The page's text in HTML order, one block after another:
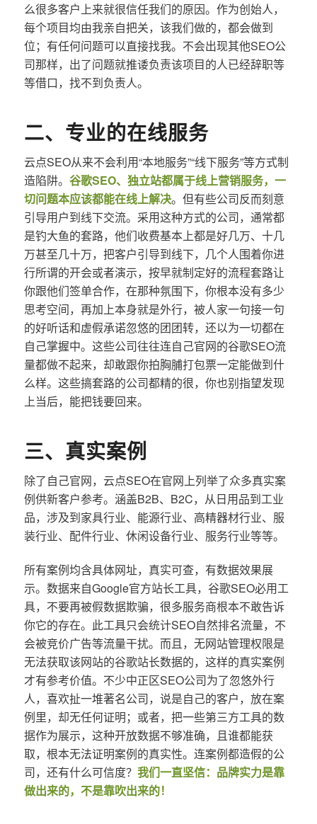
么很多客户上来就很信任我们的原因。作为创始人，
每个项目均由我亲自把关，该我们做的，都会做到
位；有任何问题可以直接找我。不会出现其他SEO公
司那样，出了问题就推诿负责该项目的人已经辞职等
等借口，找不到负责人。
二、专业的在线服务
云点SEO从来不会利用“本地服务”“线下服务”等方式制
造陷阱。 谷歌SEO、独立站都属于线上营销服务，一
切问题本应该都能在线上解决。但有些公司反而刻意
引导用户到线下交流。采用这种方式的公司，通常都
是钓大鱼的套路，他们收费基本上都是好几万、十几
万甚至几十万，把客户引导到线下，几个人围着你进
行所谓的开会或者演示，按早就制定好的流程套路让
你跟他们签单合作，在那种氛围下，你根本没有多少
思考空间，再加上本身就是外行，被人家一句接一句
的好听话和虚假承诺忽悠的团团转，还以为一切都在
自己掌握中。这些公司往往连自己官网的谷歌SEO流
量都做不起来，却敢跟你拍胸脯打包票一定能做到什
么样。这些搞套路的公司都精的很，你也别指望发现
上当后，能把钱要回来。
三、真实案例
除了自己官网，云点SEO在官网上列举了众多真实案
例供新客户参考。涵盖B2B、B2C，从日用品到工业
品，涉及到家具行业、能源行业、高精器材行业、服
装行业、配件行业、休闲设备行业、服务行业等等。
所有案例均含具体网址，真实可查，有数据效果展
示。数据来自Google官方站长工具，谷歌SEO必用工
具，不要再被假数据欺骗，很多服务商根本不敢告诉
你它的存在。此工具只会统计SEO自然排名流量，不
会被竞价广告等流量干扰。而且，无网站管理权限是
无法获取该网站的谷歌站长数据的，这样的真实案例
才有参考价值。不少中正区SEO公司为了忽悠外行
人，喜欢扯一堆著名公司，说是自己的客户，放在案
例里，却无任何证明；或者，把一些第三方工具的数
据作为展示，这种开放数据不够准确，且谁都能获
取，根本无法证明案例的真实性。连案例都造假的公
司，还有什么可信度？ 我们一直坚信：品牌实力是靠
做出来的，不是靠吹出来的！